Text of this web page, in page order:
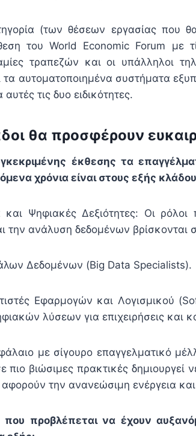
(των θέσεων εργασίας που
του World Economic Forum με
τραπεζών και οι υπάλληλοι
αυτοματοποιημένα συστήματα
τις δυο ειδικότητες.
θα προσφέρουν
έκθεσης τα
χρόνια είναι στους εξής
και Ψηφιακές Δεξιότητες: Οι
την ανάλυση δεδομένων βρίσκονται
Δεδομένων (Big Data Specialists).
Εφαρμογών και Λογισμικού
λύσεων για επιχειρήσεις και
με σίγουρο επαγγελματικό
βιώσιμες πρακτικές δημιουργεί
την ανανεώσιμη ενέργεια και
που προβλέπεται να έχουν